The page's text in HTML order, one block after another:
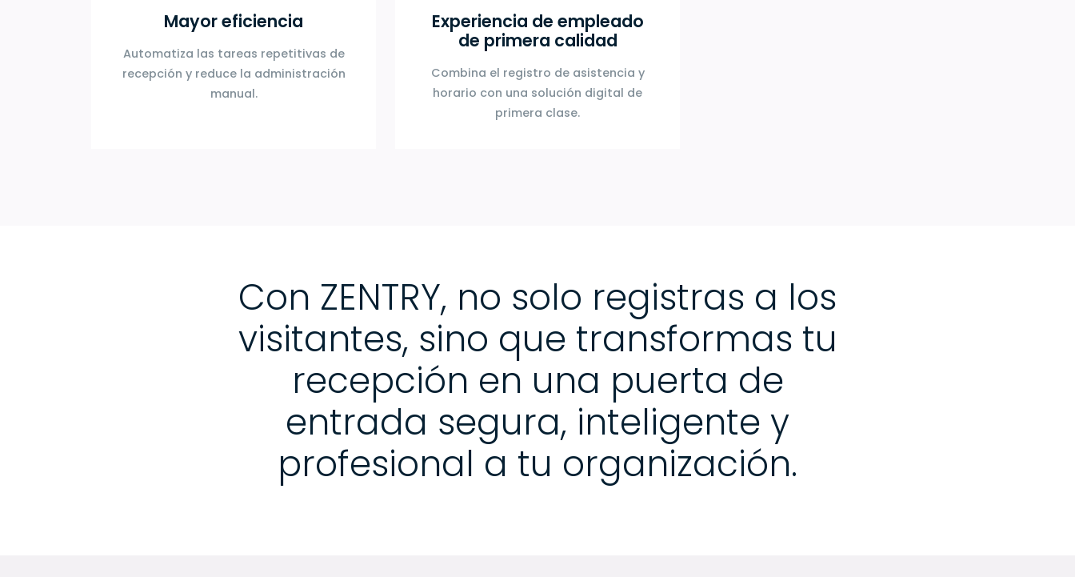
Mayor eficiencia
Automatiza las tareas repetitivas de
recepción y reduce la administración
manual.
Experiencia de empleado
de primera calidad
Combina el registro de asistencia y
horario con una solución digital de
primera clase.
Con ZENTRY, no solo registras a los
visitantes, sino que transformas tu
recepción en una puerta de
entrada segura, inteligente y
profesional a tu organización.